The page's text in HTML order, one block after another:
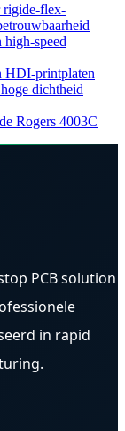
rigide-flex-
high-speed
HDI-printplaten
dichtheid
Rogers 4003C
PCB solution
in rapid